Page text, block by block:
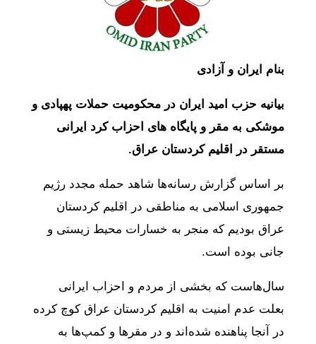
بنام ایران و آزادی
بیانیه حزب امید ایران در محکومیت حملات پهپادی و
موشکی به مقر و پایگاه های احزاب کرد ایرانی
مستقر در اقلیم کردستان عراق.
بر اساس گزارش رسانه‌ها شاهد حمله مجدد رژیم
جمهوری اسلامی به مناطقی در اقلیم کردستان
عراق بودیم که منجر به خسارات محیط زیستی و
جانی بوده است.
سال‌هاست که بخشی از مردم و احزاب ایرانی
بعلت عدم امنیت به اقلیم کردستان عراق کوچ کرده
در آنجا پناهنده شده‌اند و در مقرها و کمپ‌ها به